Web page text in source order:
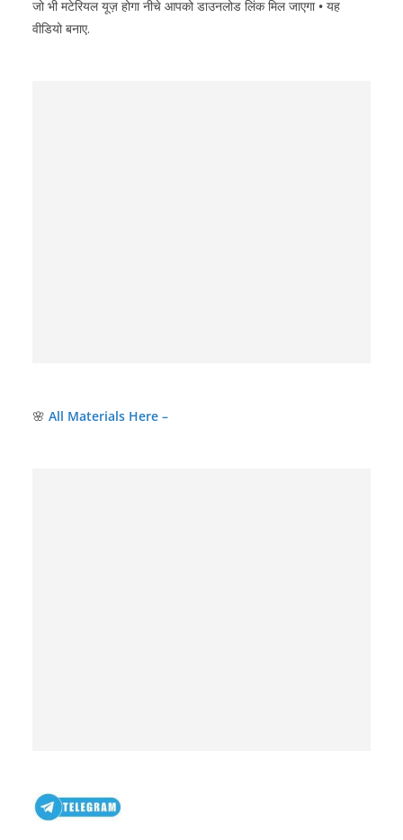
जो भी मटेरियल यूज़ होगा नीचे आपको डाउनलोड लिंक मिल जाएगा • यह
वीडियो बनाए.
🌸 All Materials Here –